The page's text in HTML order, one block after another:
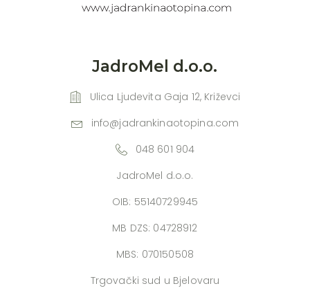
JadroMel d.o.o.
Ulica Ljudevita Gaja 12, Križevci
info@jadrankinaotopina.com
048 601 904
JadroMel d.o.o.
OIB: 55140729945
MB DZS: 04728912
MBS: 070150508
Trgovački sud u Bjelovaru